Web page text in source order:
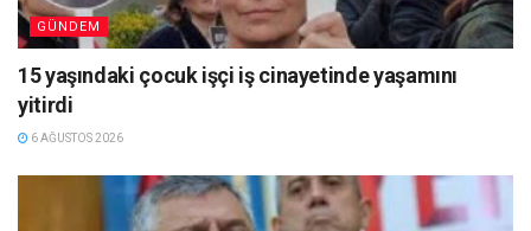
GÜNDEM
15 yaşındaki çocuk işçi iş cinayetinde yaşamını
yitirdi
6 AĞUSTOS 2026